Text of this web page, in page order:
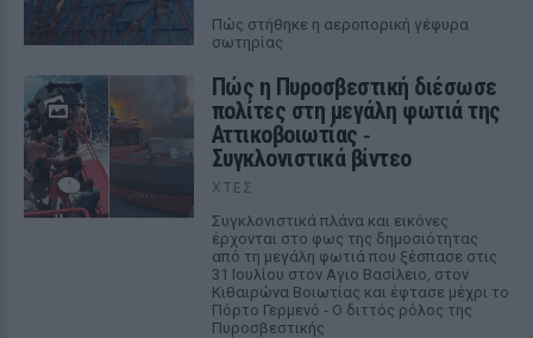
Πώς στήθηκε η αεροπορική γέφυρα
σωτηρίας
Πώς η Πυροσβεστική διέσωσε
πολίτες στη μεγάλη φωτιά της
Αττικοβοιωτίας ‑
Συγκλονιστικά βίντεο
ΧΤΕΣ
Συγκλονιστικά πλάνα και εικόνες
έρχονται στο φως της δημοσιότητας
από τη μεγάλη φωτιά που ξέσπασε στις
31 Ιουλίου στον Αγιο Βασίλειο, στον
Κιθαιρώνα Βοιωτίας και έφτασε μέχρι το
Πόρτο Γερμενό - Ο διττός ρόλος της
Πυροσβεστικής